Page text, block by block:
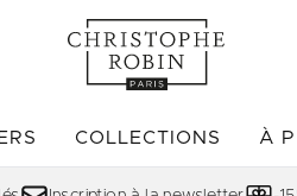
Accédez au sous-menu (DÉCOUVRIR) Accédez
COLLECTIONS À